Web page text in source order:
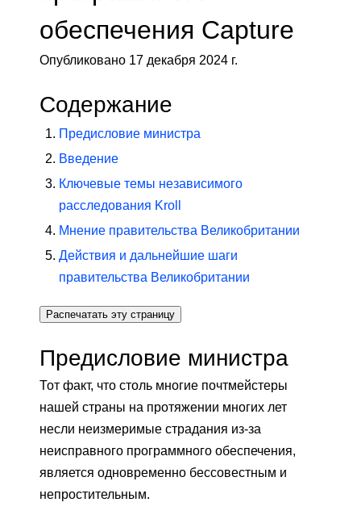
обеспечения Capture
Опубликовано 17 декабря 2024 г.
Содержание
Предисловие министра
Введение
Ключевые темы независимого
расследования Kroll
Мнение правительства Великобритании
Действия и дальнейшие шаги
правительства Великобритании
Распечатать эту страницу
Предисловие министра
Тот факт, что столь многие почтмейстеры
нашей страны на протяжении многих лет
несли неизмеримые страдания из-за
неисправного программного обеспечения,
является одновременно бессовестным и
непростительным.